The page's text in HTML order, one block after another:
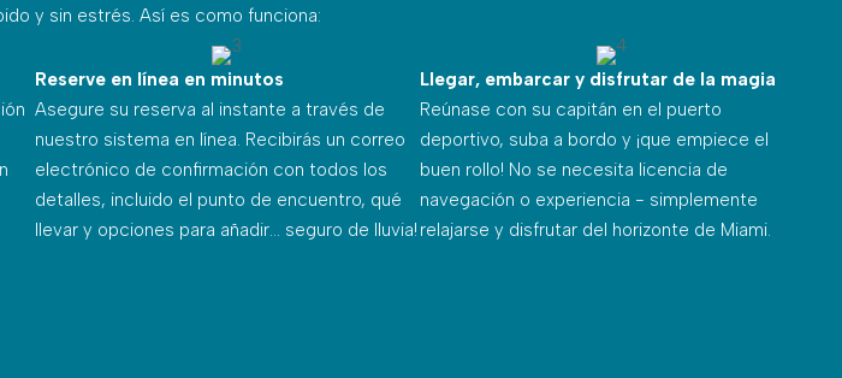
y sin estrés. Así es como funciona:
Reserve en línea en minutos
Asegure su reserva al instante a través de
nuestro sistema en línea. Recibirás un correo
electrónico de confirmación con todos los
detalles, incluido el punto de encuentro, qué
llevar y opciones para añadir... seguro de lluvia!
Llegar, embarcar y disfrutar de la magia
Reúnase con su capitán en el puerto
deportivo, suba a bordo y ¡que empiece el
buen rollo! No se necesita licencia de
navegación o experiencia - simplemente
relajarse y disfrutar del horizonte de Miami.